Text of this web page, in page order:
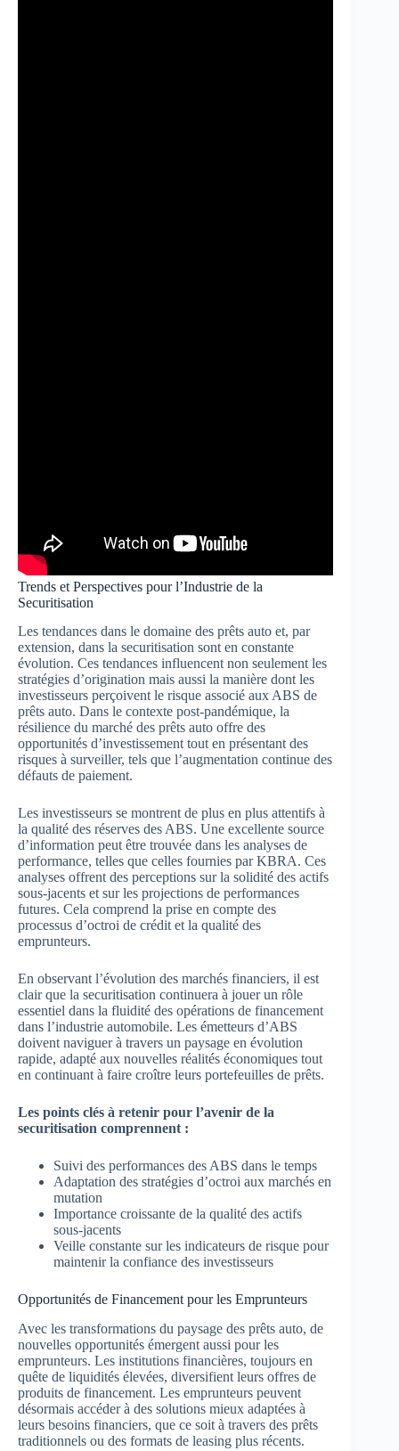
Trends et Perspectives pour l’Industrie de la
Securitisation
Les tendances dans le domaine des prêts auto et, par
extension, dans la securitisation sont en constante
évolution. Ces tendances influencent non seulement les
stratégies d’origination mais aussi la manière dont les
investisseurs perçoivent le risque associé aux ABS de
prêts auto. Dans le contexte post-pandémique, la
résilience du marché des prêts auto offre des
opportunités d’investissement tout en présentant des
risques à surveiller, tels que l’augmentation continue des
défauts de paiement.
Les investisseurs se montrent de plus en plus attentifs à
la qualité des réserves des ABS. Une excellente source
d’information peut être trouvée dans les analyses de
performance, telles que celles fournies par KBRA. Ces
analyses offrent des perceptions sur la solidité des actifs
sous-jacents et sur les projections de performances
futures. Cela comprend la prise en compte des
processus d’octroi de crédit et la qualité des
emprunteurs.
En observant l’évolution des marchés financiers, il est
clair que la securitisation continuera à jouer un rôle
essentiel dans la fluidité des opérations de financement
dans l’industrie automobile. Les émetteurs d’ABS
doivent naviguer à travers un paysage en évolution
rapide, adapté aux nouvelles réalités économiques tout
en continuant à faire croître leurs portefeuilles de prêts.
Les points clés à retenir pour l’avenir de la
securitisation comprennent :
Suivi des performances des ABS dans le temps
Adaptation des stratégies d’octroi aux marchés en
mutation
Importance croissante de la qualité des actifs
sous-jacents
Veille constante sur les indicateurs de risque pour
maintenir la confiance des investisseurs
Opportunités de Financement pour les Emprunteurs
Avec les transformations du paysage des prêts auto, de
nouvelles opportunités émergent aussi pour les
emprunteurs. Les institutions financières, toujours en
quête de liquidités élevées, diversifient leurs offres de
produits de financement. Les emprunteurs peuvent
désormais accéder à des solutions mieux adaptées à
leurs besoins financiers, que ce soit à travers des prêts
traditionnels ou des formats de leasing plus récents.